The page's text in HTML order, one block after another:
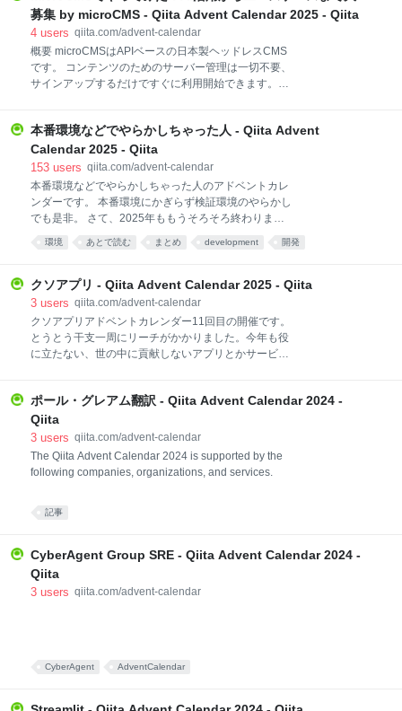
OSSへのコントリビュート報告など、組み込み向け実
装「mruby」の処理系に少しでも関連する内容なら大
ィタやIDEなどプログラミング環境、通信ネットワー
ク、サーバレス、クラウドとの連携など、幅広い話題
で楽しく盛り上がりましょう！これから「mruby」の
2024年のAdvent Cale
募集 by microCMS - Qiita Advent Calendar 2025 - Qiita
4 users qiita.com/advent-calendar
概要 microCMSはAPIベースの日本製ヘッドレスCMS
です。 コンテンツのためのサーバー管理は一切不要、
サインアップするだけですぐに利用開始できます。快
ーではmicroCMSに関する記事を幅広く募集します！
AIとの連携やMCPサーバーの活用など、最新の取り組
みも大歓迎です。 ▼microCMSのMCPサーバーについ
てはこちら 記事を投稿するプラットフォームは不問で
す、この機会にぜひmicroCMSを使って記事投稿して
みてください！ ▼無料アカウント登録はこちら ＼ 有
んな人におすすめ microCMSを日常的に使っていて、
やMCPサーバー連携など、新しい活用方法にチャレン
ジ
本番環境などでやらかしちゃった人 - Qiita Advent
Calendar 2025 - Qiita
153 users qiita.com/advent-calendar
本番環境などでやらかしちゃった人のアドベントカレ
ンダーです。 本番環境にかぎらず検証環境のやらかし
でも是非。 さて、2025年ももうそろそろ終わりま
す。来年はやらかさないぞという強い気持ちととも
に、そして他の誰かがやらかさないために、みなさん
ては、記載をお願いします： その「やらかし」はなぜ
おきてしまったのか その「やらかし」を起こさないた
めに次どうすればいか 本番環境などでやらかしちゃっ
た人 Advent Calendar 2024 https://qiita.com/advent-
calendar/2024/yarakashi-production 本番環境などで
環境などでや
環境 あとで読む まとめ development 開発
クソアプリ - Qiita Advent Calendar 2025 - Qiita
3 users qiita.com/advent-calendar
クソアプリアドベントカレンダー11回目の開催です。
とうとう干支一周にリーチがかかりました。今年も役
に立たない、世の中に貢献しないアプリとかサービス
ます＠東京】 おそらくハッカソン開催は今年で最後で
す。奮ってご参加ください。 https://kuso-
app.connpass.com/event/371424/ 下記レギュレーシ
ョンをよくお読みの上ご参加ください。 クソアプリア
ドベントカレンダー2025のために新規で何らかの作品
2025のためのバージョンアップなど新規の開発部分が
形の記事はご遠慮ください。 アドベントカレンダーに
出す対象は自作の
ポール・グレアム翻訳 - Qiita Advent Calendar 2024 -
Qiita
3 users qiita.com/advent-calendar
The Qiita Advent Calendar 2024 is supported by the
following companies, organizations, and services.
記事
CyberAgent Group SRE - Qiita Advent Calendar 2024 -
Qiita
3 users qiita.com/advent-calendar
CyberAgent AdventCalendar